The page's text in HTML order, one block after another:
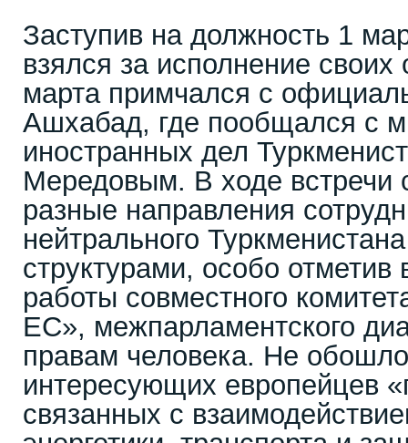
Заступив на должность 1
взялся за исполнение
марта примчался с
Ашхабад, где пообщался с
иностранных дел
Мередовым. В ходе встречи
разные направления
нейтрального
структурами, особо отметив
работы совместного
EC», межпарламентского
правам человека. Не
интересующих европейцев
связанных с